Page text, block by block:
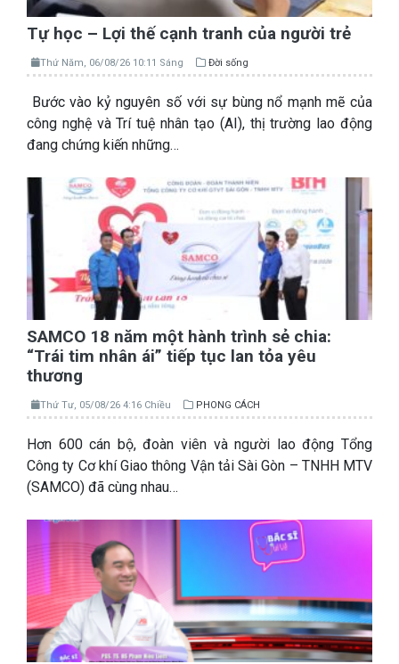
Tự học – Lợi thế cạnh tranh của người trẻ
Thứ Năm, 06/08/26 10:11 Sáng Đời sống
Bước vào kỷ nguyên số với sự bùng nổ mạnh mẽ của
công nghệ và Trí tuệ nhân tạo (AI), thị trường lao động
đang chứng kiến những…
SAMCO 18 năm một hành trình sẻ chia:
“Trái tim nhân ái” tiếp tục lan tỏa yêu
thương
Thứ Tư, 05/08/26 4:16 Chiều PHONG CÁCH
Hơn 600 cán bộ, đoàn viên và người lao động Tổng
Công ty Cơ khí Giao thông Vận tải Sài Gòn – TNHH MTV
(SAMCO) đã cùng nhau…